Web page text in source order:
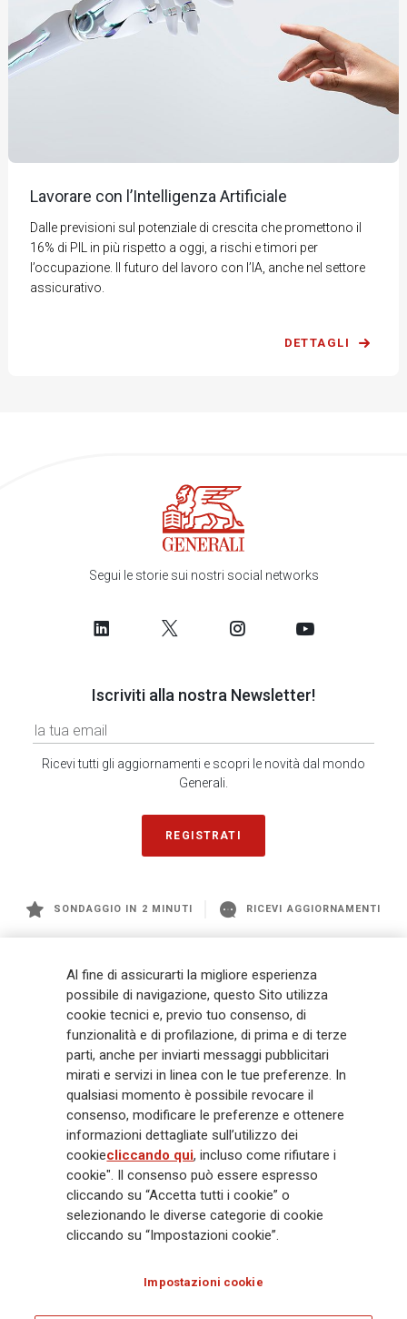
Lavorare con l’Intelligenza Artificiale
Dalle previsioni sul potenziale di crescita che promettono il
16% di PIL in più rispetto a oggi, a rischi e timori per
l’occupazione. Il futuro del lavoro con l’IA, anche nel settore
assicurativo.
DETTAGLI
Segui le storie sui nostri social networks
Iscriviti alla nostra Newsletter!
Ricevi tutti gli aggiornamenti e scopri le novità dal mondo
Generali.
REGISTRATI
SONDAGGIO IN 2 MINUTI RICEVI AGGIORNAMENTI
management a livello globale, con premi complessivi pari a € 98,1
miliardi e € 900 miliardi di AUM nel 2025. Fondato nel 1831, con oltre 88
mila dipendenti e 163 mila agenti che servono 75 milioni di clienti, il
Gruppo ha una posizione di leadership in Europa e una presenza
crescente in Asia e America. Al centro della strategia di Generali c'è il suo
impegno Lifetime Partner verso i clienti, realizzato attraverso soluzioni
innovative e personalizzate, un'esperienza cliente di prima classe e le sue
capacità di distribuzione globale digitalizzata. Il Gruppo ha
completamente integrato la sostenibilità in tutte le scelte strategiche, con
l'obiettivo di creare valore per tutti gli stakeholder mentre costruisce una
società più equa e resiliente.
Legal Info Cookie Policy Privacy & GDPR
Al fine di assicurarti la migliore esperienza
possibile di navigazione, questo Sito utilizza
cookie tecnici e, previo tuo consenso, di
funzionalità e di profilazione, di prima e di terze
parti, anche per inviarti messaggi pubblicitari
mirati e servizi in linea con le tue preferenze. In
qualsiasi momento è possibile revocare il
consenso, modificare le preferenze e ottenere
informazioni dettagliate sull’utilizzo dei
cookiecliccando qui, incluso come rifiutare i
cookie". Il consenso può essere espresso
cliccando su “Accetta tutti i cookie” o
selezionando le diverse categorie di cookie
cliccando su “Impostazioni cookie”.
Impostazioni cookie